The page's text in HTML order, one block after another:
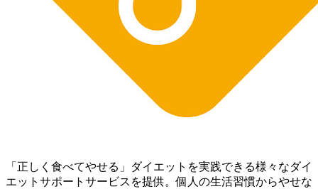
「正しく食べてやせる」ダイエットを実践できる様々なダイ
エットサポートサービスを提供。個人の生活習慣からやせな